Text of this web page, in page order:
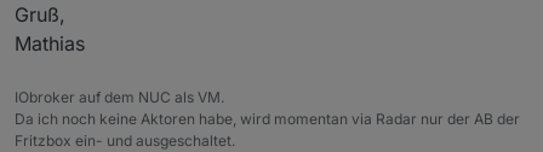
Gruß,
Mathias
IObroker auf dem NUC als VM.
Da ich noch keine Aktoren habe, wird momentan via Radar nur der AB der
Fritzbox ein- und ausgeschaltet.